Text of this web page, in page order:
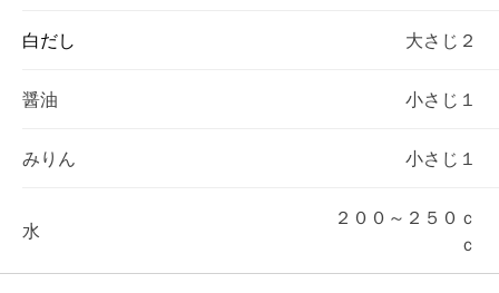
白だし 大さじ２
醤油 小さじ１
みりん 小さじ１
水
２００～２５０ｃ
ｃ